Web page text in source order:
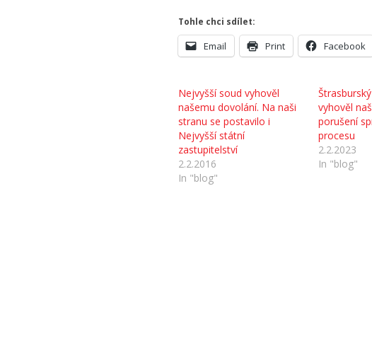
Tohle chci sdílet:
Email Print Facebook
Nejvyšší soud vyhověl
našemu dovolání. Na naši
stranu se postavilo i
Nejvyšší státní
zastupitelství
2.2.2016
In "blog"
vyhověl
porušení
procesu
2.2.2023
In "blog"